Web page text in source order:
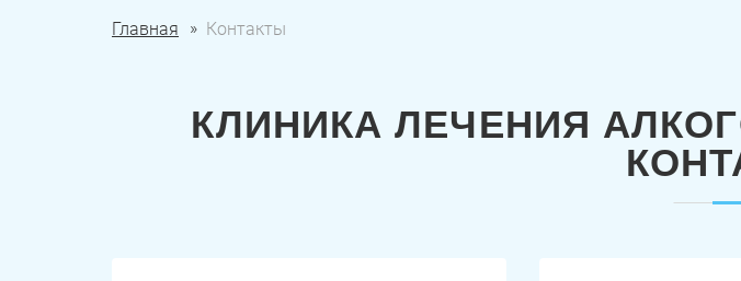
Главная Контакты
КЛИНИКА ЛЕЧЕНИЯ